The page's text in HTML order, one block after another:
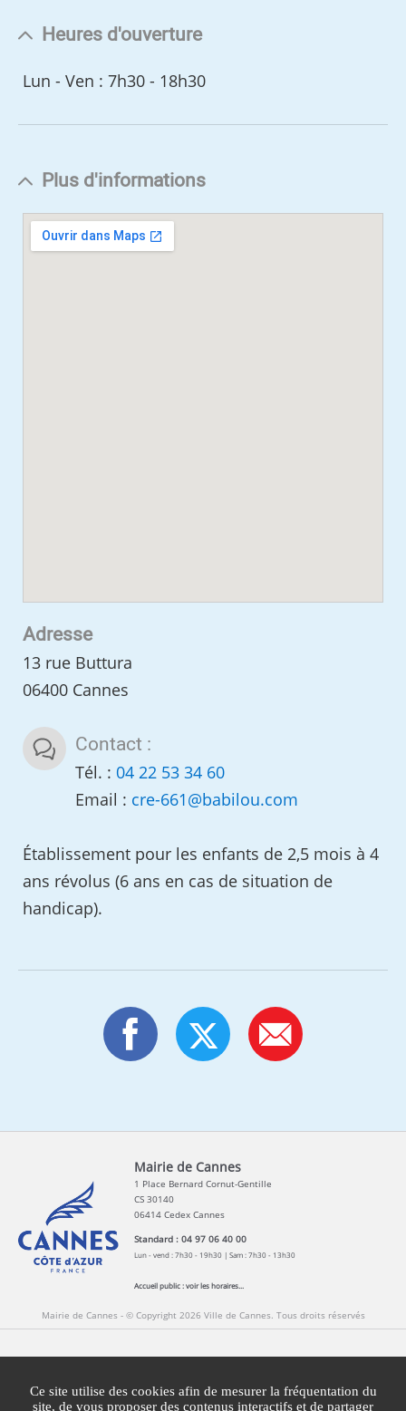
Heures d'ouverture
Lun - Ven : 7h30 - 18h30
Plus d'informations
Adresse
13 rue Buttura
06400 Cannes
Contact :
Tél. : 04 22 53 34 60
Email : cre-661@babilou.com
Établissement pour les enfants de 2,5 mois à 4
ans révolus (6 ans en cas de situation de
handicap).
Mairie de Cannes
1 Place Bernard Cornut-Gentille
CS 30140
06414 Cedex Cannes
Standard : 04 97 06 40 00
Lun - vend : 7h30 - 19h30 | Sam : 7h30 - 13h30
Accueil public :voir les horaires...
Mairie de Cannes - © Copyright 2026 Ville de Cannes. Tous droits réservés
Mentions légales Agglomération Cannes Lérins
Ce site utilise des cookies afin de mesurer la fréquentation du
site, de vous proposer des contenus interactifs et de partager